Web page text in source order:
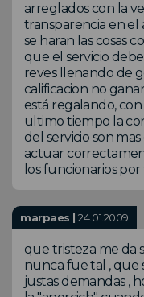
arreglados con la
transparencia en el
se haran las cosas
que el servicio
reves llenando de
calificacion no
está regalando,
ultimo tiempo la
del servicio son
actuar
los funcionarios por
marpaes |24.01.2009
que tristeza me da
nunca fue tal , que
justas demandas ,